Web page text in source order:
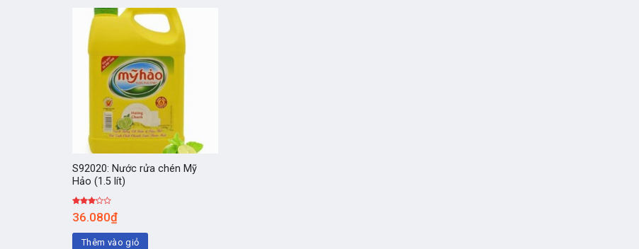
S92020: Nước rửa chén Mỹ
Hảo (1.5 lít)
Được
xếp
3.00
36.080₫
Thêm vào giỏ